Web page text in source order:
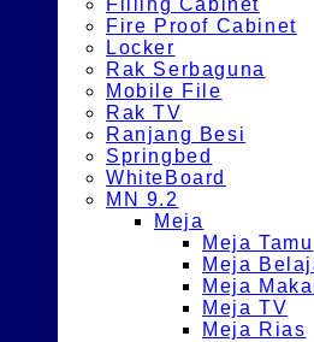
Filling Cabinet
Fire Proof Cabinet
Locker
Rak Serbaguna
Mobile File
Rak TV
Ranjang Besi
Springbed
WhiteBoard
MN 9.2
Meja
Meja Tamu
Meja
Meja
Meja TV
Meja Rias